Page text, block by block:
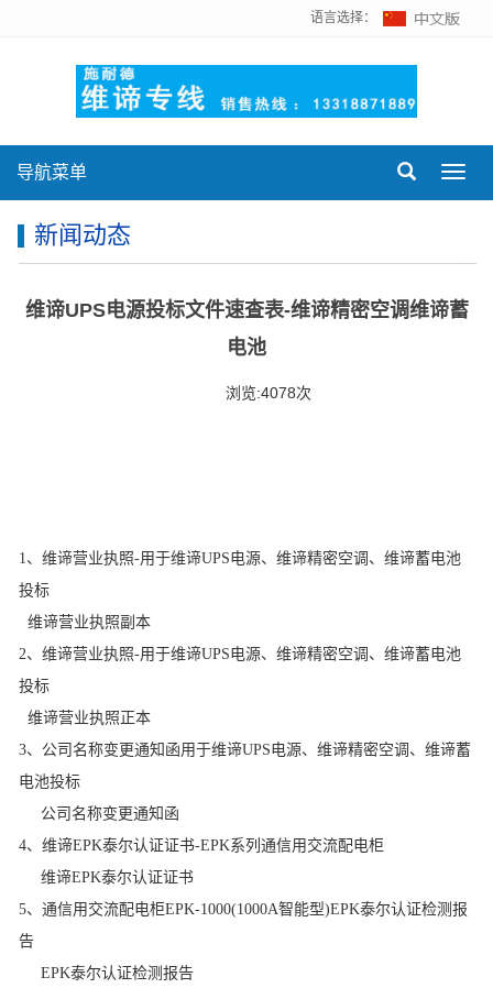
语言选择：
导航菜单
新闻动态
维谛UPS电源投标文件速查表-维谛精密空调维谛蓄
电池
浏览:4078次
1、维谛营业执照-用于维谛UPS电源、 维谛精密空调 、 维谛蓄电池
投标
维谛营业执照副本
2、维谛营业执照-用于维谛UPS电源、 维谛精密空调 、 维谛蓄电池
投标
维谛营业执照正本
3、公司名称变更通知函用于维谛UPS电源、 维谛精密空调 、 维谛蓄
电池投标
公司名称变更通知函
4、维谛EPK泰尔认证证书-EPK系列通信用交流配电柜
维谛EPK泰尔认证证书
5、 通信用交流配电柜EPK-1000(1000A智能型)EPK泰尔认证检测报
告
EPK泰尔认证检测报告